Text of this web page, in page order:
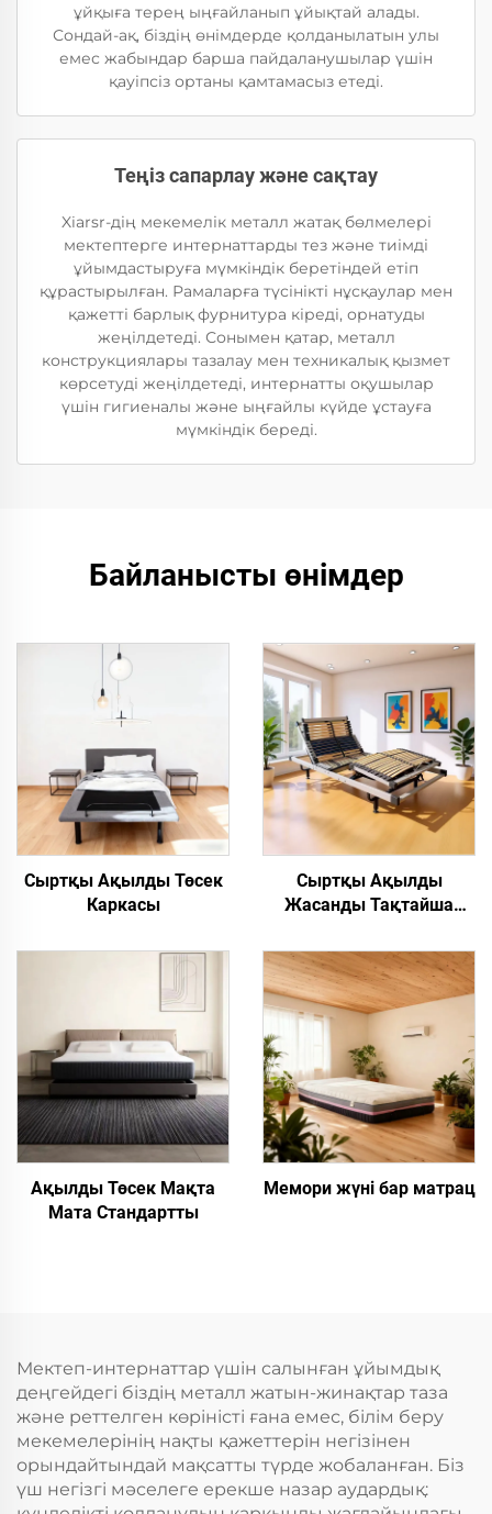
ұйқыға терең ыңғайланып ұйықтай алады.
Сондай-ақ, біздің өнімдерде қолданылатын улы
емес жабындар барша пайдаланушылар үшін
қауіпсіз ортаны қамтамасыз етеді.
Теңіз сапарлау және сақтау
Xiarsr-дің мекемелік металл жатақ бөлмелері
мектептерге интернаттарды тез және тиімді
ұйымдастыруға мүмкіндік беретіндей етіп
құрастырылған. Рамаларға түсінікті нұсқаулар мен
қажетті барлық фурнитура кіреді, орнатуды
жеңілдетеді. Сонымен қатар, металл
конструкциялары тазалау мен техникалық қызмет
көрсетуді жеңілдетеді, интернатты оқушылар
үшін гигиеналы және ыңғайлы күйде ұстауға
мүмкіндік береді.
Байланысты өнімдер
Сыртқы Ақылды Төсек
Каркасы
Сыртқы Ақылды
Жасанды Тақтайша
Ақылды Төсек Мақта
Мата Стандартты
Мемори жүні бар матрац
Мектеп-интернаттар үшін салынған ұйымдық
деңгейдегі біздің металл жатын-жинақтар таза
және реттелген көріністі ғана емес, білім беру
мекемелерінің нақты қажеттерін негізінен
орындайтындай мақсатты түрде жобаланған. Біз
үш негізгі мәселеге ерекше назар аудардық: